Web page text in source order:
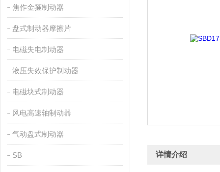
焦作金箍制动器
盘式制动器摩擦片
电磁失电制动器
液压失效保护制动器
电磁块式制动器
风电高速轴制动器
气动盘式制动器
SB 详情介绍